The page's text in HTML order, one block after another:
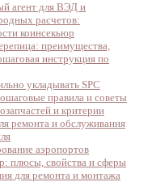
агент для ВЭД и
расчетов:
коинсекьюр
преимущества,
инструкция по
укладывать SPC
правила и советы
и критерии
ремонта и обслуживания
аэропортов
плюсы, свойства и сферы
для ремонта и монтажа